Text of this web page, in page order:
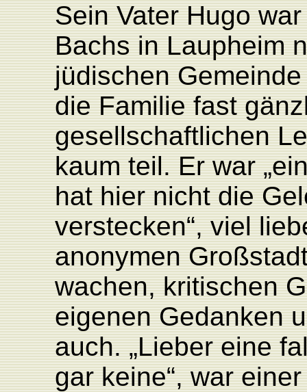
Sein Vater Hugo
Bachs in Laupheim
jüdischen
die Familie fast
gesellschaftlichen
kaum teil. Er war
hat hier nicht die
verstecken“, viel
anonymen
wachen, kritischen
eigenen Gedanken
auch. „Lieber eine
gar keine“, war